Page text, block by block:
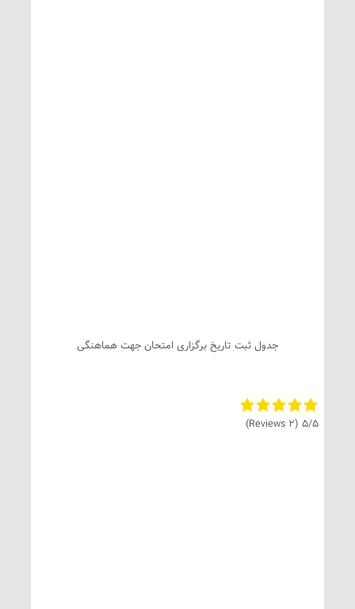
جدول ثبت تاریخ برگزاری امتحان جهت هماهنگی
5/5
(2 Reviews)